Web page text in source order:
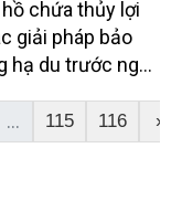
chứa thủy lợi
giải pháp bảo
hạ du trước nguy
... 115 116 ›